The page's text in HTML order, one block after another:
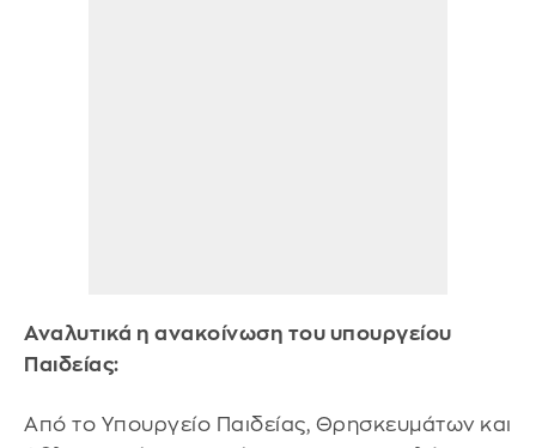
Αναλυτικά η ανακοίνωση του υπουργείου
Παιδείας:
Από το Υπουργείο Παιδείας, Θρησκευμάτων και